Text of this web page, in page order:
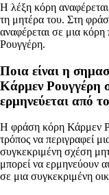
Η λέξη κόρη
τη μητέρα του. Στη
αναφέρεται σε μια
Ρουγγέρη.
Ποια είναι η
Κάρμεν Ρουγγέρη
ερμηνεύεται από
Η φράση κόρη Κάρμεν
τρόπος να περιγραφεί
συγκεκριμένη σχέση
μπορεί να ερμηνεύουν
σε μια συγκεκριμένη